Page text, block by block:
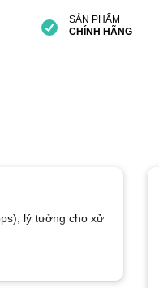
SẢN PHẨM
CHÍNH HÃNG
lý tưởng cho xử
và công việc khỏi